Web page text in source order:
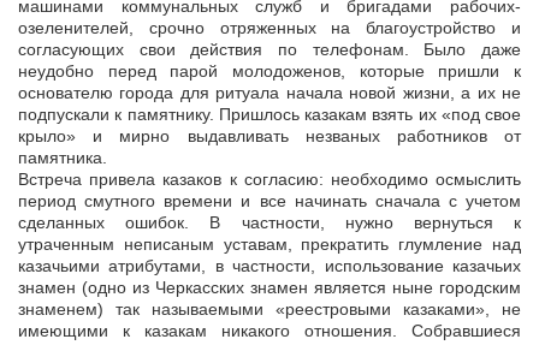
машинами коммунальных служб и бригадами рабочих-
озеленителей, срочно отряженных на благоустройство и
согласующих свои действия по телефонам. Было даже
неудобно перед парой молодоженов, которые пришли к
основателю города для ритуала начала новой жизни, а их не
подпускали к памятнику. Пришлось казакам взять их «под свое
крыло» и мирно выдавливать незваных работников от
памятника.
Встреча привела казаков к согласию: необходимо осмыслить
период смутного времени и все начинать сначала с учетом
сделанных ошибок. В частности, нужно вернуться к
утраченным неписаным уставам, прекратить глумление над
казачьими атрибутами, в частности, использование казачьих
знамен (одно из Черкасских знамен является ныне городским
знаменем) так называемыми «реестровыми казаками», не
имеющими к казакам никакого отношения. Собравшиеся